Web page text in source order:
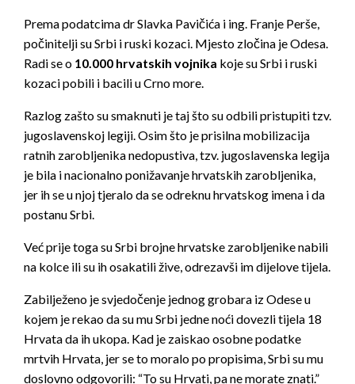
Prema podatcima dr Slavka Pavičića i ing. Franje Perše,
počinitelji su Srbi i ruski kozaci. Mjesto zločina je Odesa.
Radi se o 10.000 hrvatskih vojnika koje su Srbi i ruski
kozaci pobili i bacili u Crno more.
Razlog zašto su smaknuti je taj što su odbili pristupiti tzv.
jugoslavenskoj legiji. Osim što je prisilna mobilizacija
ratnih zarobljenika nedopustiva, tzv. jugoslavenska legija
je bila i nacionalno ponižavanje hrvatskih zarobljenika,
jer ih se u njoj tjeralo da se odreknu hrvatskog imena i da
postanu Srbi.
Već prije toga su Srbi brojne hrvatske zarobljenike nabili
na kolce ili su ih osakatili žive, odrezavši im dijelove tijela.
Zabilježeno je svjedočenje jednog grobara iz Odese u
kojem je rekao da su mu Srbi jedne noći dovezli tijela 18
Hrvata da ih ukopa. Kad je zaiskao osobne podatke
mrtvih Hrvata, jer se to moralo po propisima, Srbi su mu
doslovno odgovorili: “To su Hrvati, pa ne morate znati.”